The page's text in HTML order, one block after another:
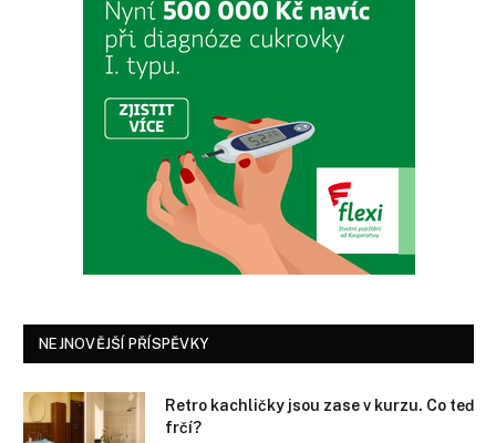
NEJNOVĚJŠÍ PŘÍSPĚVKY
Retro kachličky jsou zase v kurzu. Co teď
frčí?